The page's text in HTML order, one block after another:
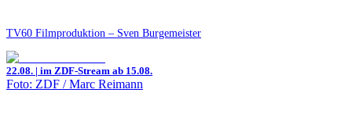
TV60 Filmproduktion – Sven Burgemeister
22.08. | im ZDF-Stream ab 15.08.
Foto: ZDF / Marc Reimann